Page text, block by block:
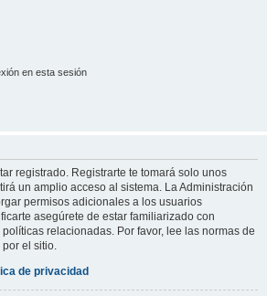
en esta sesión
registrado. Registrarte te tomará solo unos
un amplio acceso al sistema. La Administración
permisos adicionales a los usuarios
asegúrete de estar familiarizado con
relacionadas. Por favor, lee las normas de
el sitio.
de privacidad